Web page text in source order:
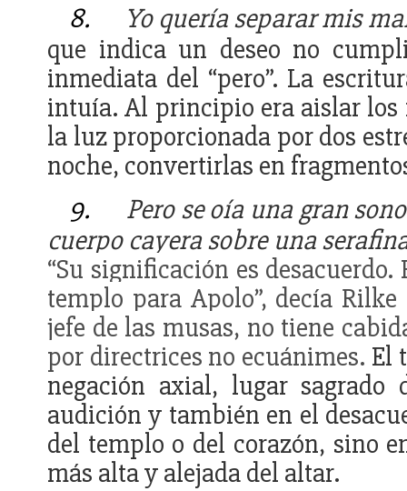
8.
Yo quería separar mis
que indica un deseo no
inmediata del “pero”. La
intuía. Al principio era aislar los
la luz proporcionada por dos
noche, convertirlas en
9.
Pero se oía una gran
cuerpo cayera sobre una
“Su significación es
templo para Apolo”, decía
jefe de las musas, no tiene
por directrices no ecuánimes. El
negación axial, lugar
audición y también en el
del templo o del corazón, sino
más alta y alejada del altar.